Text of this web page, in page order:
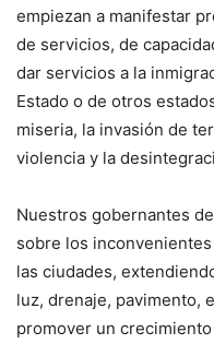
empiezan a manifestar
de servicios, de
dar servicios a la
Estado o de otros
miseria, la invasión de
violencia y la
Nuestros gobernantes
sobre los
las ciudades,
luz, drenaje, pavimento,
promover un